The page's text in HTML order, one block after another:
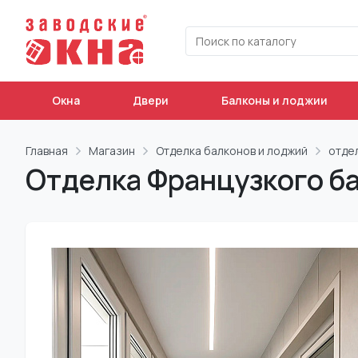
Окна Двери Балконы и лоджии
Главная Магазин Отделка балконов и лоджий
Отделка Французкого